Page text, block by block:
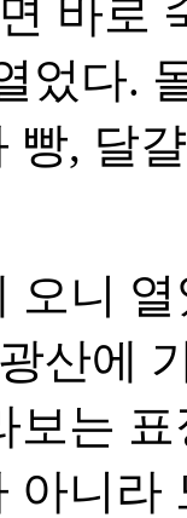
바로
었다.
빵, 달
오니
산에
보는
아니라